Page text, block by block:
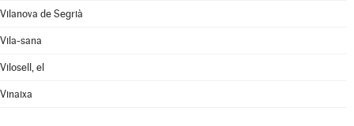
Vilanova de Segrià
Vila-sana
Vilosell, el
Vinaixa